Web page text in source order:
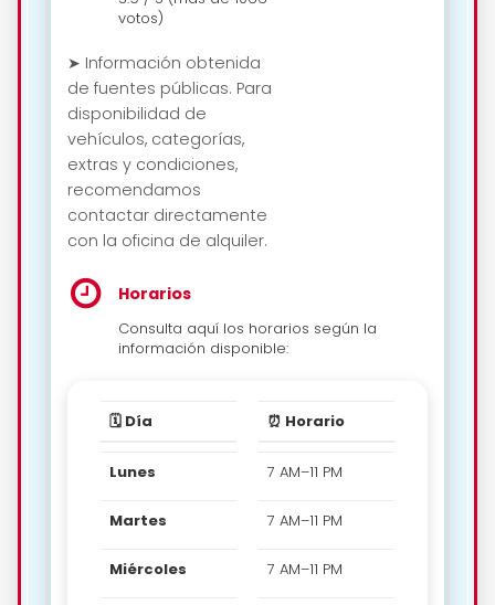
votos)
➤ Información obtenida
de fuentes públicas. Para
disponibilidad de
vehículos, categorías,
extras y condiciones,
recomendamos
contactar directamente
con la oficina de alquiler.
Horarios
Consulta aquí los horarios según la
información disponible:
🗓️ Día ⏰ Horario
Lunes 7 AM–11 PM
Martes 7 AM–11 PM
Miércoles 7 AM–11 PM